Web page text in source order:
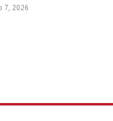
7, 2026